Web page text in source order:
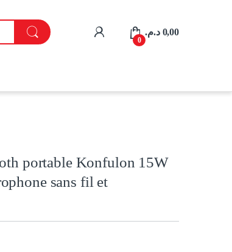
My Account
0
0,00 د.م.
portable Konfulon 15W
sans fil et